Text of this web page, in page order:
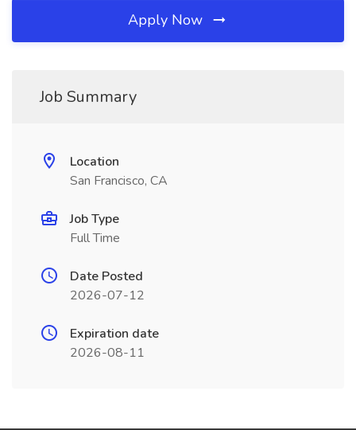
Apply Now
Job Summary
Location
San Francisco, CA
Job Type
Full Time
Date Posted
2026-07-12
Expiration date
2026-08-11